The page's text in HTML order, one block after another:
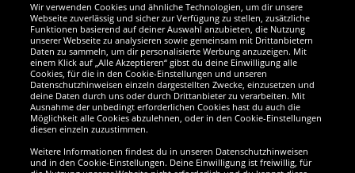
Wir sind ausgezeichnet
Wir verwenden Cookies und ähnliche Technologien, um dir unsere
Webseite zuverlässig und sicher zur Verfügung zu stellen, zusätzliche
Funktionen basierend auf deiner Auswahl anzubieten, die Nutzung
unserer Webseite zu analysieren sowie gemeinsam mit Drittanbietern
Daten zu sammeln, um dir personalisierte Werbung anzuzeigen. Mit
einem Klick auf „Alle Akzeptieren“ gibst du deine Einwilligung alle
Cookies, für die in den Cookie-Einstellungen und unseren
Datenschutzhinweisen einzeln dargestellten Zwecke, einzusetzen und
deine Daten durch uns oder durch Drittanbieter zu verarbeiten. Mit
Ausnahme der unbedingt erforderlichen Cookies hast du auch die
Möglichkeit alle Cookies abzulehnen, oder in den Cookie-Einstellungen
diesen einzeln zuzustimmen.
Weitere Informationen findest du in unseren Datenschutzhinweisen
und in den Cookie-Einstellungen. Deine Einwilligung ist freiwillig, für